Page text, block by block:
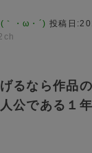
｀・ω・´) 投稿日
るなら作品
公である１